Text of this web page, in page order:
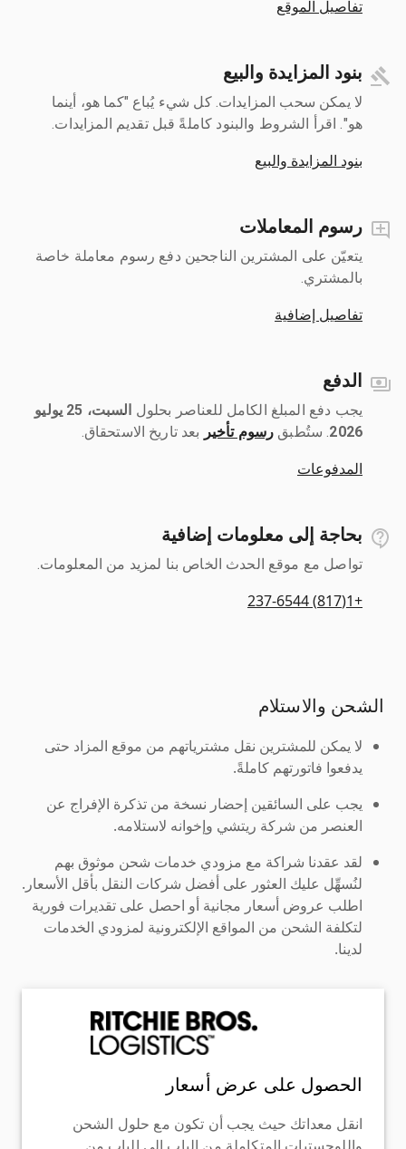
تفاصيل الموقع
بنود المزايدة والبيع
لا يمكن سحب المزايدات. كل شيء يُباع "كما هو، أينما
هو". اقرأ الشروط والبنود كاملةً قبل تقديم المزايدات.
بنود المزايدة والبيع
رسوم المعاملات
يتعيّن على المشترين الناجحين دفع رسوم معاملة خاصة
بالمشتري.
تفاصيل إضافية
الدفع
يجب دفع المبلغ الكامل للعناصر بحلول ‎
السبت، 25 يوليو
2026
رسوم تأخير بعد تاريخ الاستحقاق.
المدفوعات
بحاجة إلى معلومات إضافية
تواصل مع موقع الحدث الخاص بنا لمزيد من المعلومات.
+1(817) 237-6544
الشحن والاستلام
لا يمكن للمشترين نقل مشترياتهم من موقع المزاد حتى
يدفعوا فاتورتهم كاملةً.
يجب على السائقين إحضار نسخة من تذكرة الإفراج عن
العنصر من شركة ريتشي وإخوانه لاستلامه.
لقد عقدنا شراكة مع مزودي خدمات شحن موثوق بهم
لنُسهِّل عليك العثور على أفضل شركات النقل بأقل الأسعار.
اطلب عروض أسعار مجانية أو احصل على تقديرات فورية
لتكلفة الشحن من المواقع الإلكترونية لمزودي الخدمات
لدينا.
الحصول على عرض أسعار
انقل معداتك حيث يجب أن تكون مع حلول الشحن